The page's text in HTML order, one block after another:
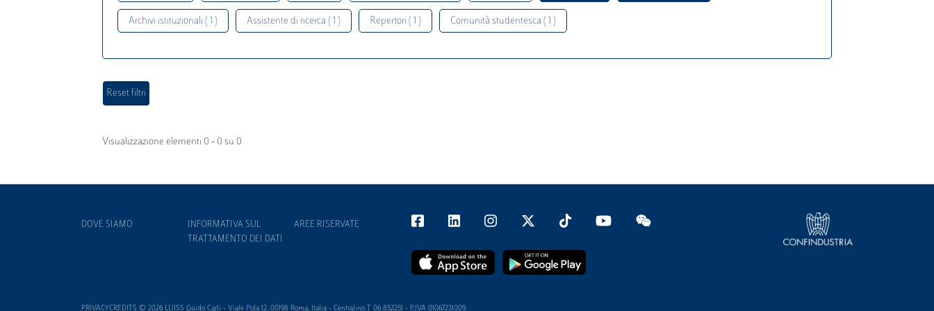
Archivi istituzionali ( 1 ) Assistente di ricerca ( 1 ) Repertori ( 1 ) Comunità studentesca ( 1 )
Visualizzazione elementi 0 - 0 su 0
DOVE SIAMO
INFORMATIVA SUL
TRATTAMENTO DEI DATI
AREE RISERVATE
PRIVACYCREDITS © 2026 LUISS Guido Carli - Viale Pola 12, 00198 Roma, Italia - Centralino T 06 852251 - P.IVA 01067231009